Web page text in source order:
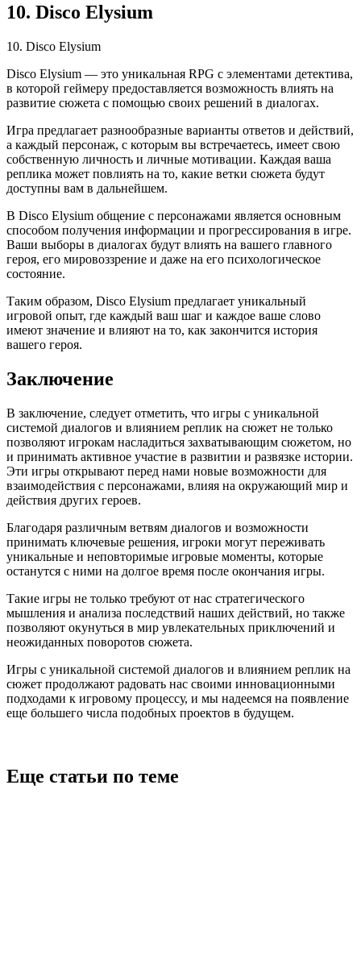
10. Disco Elysium
10. Disco Elysium
Disco Elysium — это уникальная RPG с элементами детектива,
в которой геймеру предоставляется возможность влиять на
развитие сюжета с помощью своих решений в диалогах.
Игра предлагает разнообразные варианты ответов и действий,
а каждый персонаж, с которым вы встречаетесь, имеет свою
собственную личность и личные мотивации. Каждая ваша
реплика может повлиять на то, какие ветки сюжета будут
доступны вам в дальнейшем.
В Disco Elysium общение с персонажами является основным
способом получения информации и прогрессирования в игре.
Ваши выборы в диалогах будут влиять на вашего главного
героя, его мировоззрение и даже на его психологическое
состояние.
Таким образом, Disco Elysium предлагает уникальный
игровой опыт, где каждый ваш шаг и каждое ваше слово
имеют значение и влияют на то, как закончится история
вашего героя.
Заключение
В заключение, следует отметить, что игры с уникальной
системой диалогов и влиянием реплик на сюжет не только
позволяют игрокам насладиться захватывающим сюжетом, но
и принимать активное участие в развитии и развязке истории.
Эти игры открывают перед нами новые возможности для
взаимодействия с персонажами, влияя на окружающий мир и
действия других героев.
Благодаря различным ветвям диалогов и возможности
принимать ключевые решения, игроки могут переживать
уникальные и неповторимые игровые моменты, которые
останутся с ними на долгое время после окончания игры.
Такие игры не только требуют от нас стратегического
мышления и анализа последствий наших действий, но также
позволяют окунуться в мир увлекательных приключений и
неожиданных поворотов сюжета.
Игры с уникальной системой диалогов и влиянием реплик на
сюжет продолжают радовать нас своими инновационными
подходами к игровому процессу, и мы надеемся на появление
еще большего числа подобных проектов в будущем.
Еще статьи по теме